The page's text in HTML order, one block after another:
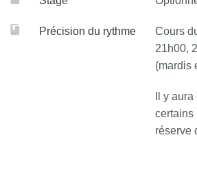
Précision du rythme
Cours
21h00,
(mardis
Il y
certains
réserve